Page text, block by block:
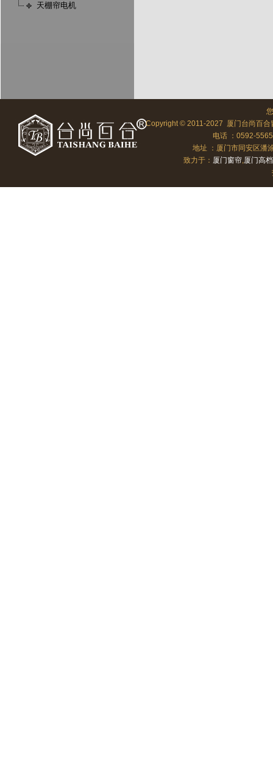
天棚帘电机
Copyright © 2011-2027 厦门台尚百
电话 ：0592-
地址 ：厦门市同安区潘
致力于： 厦门窗帘,厦门高